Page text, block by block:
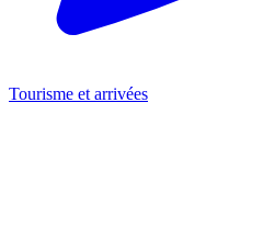
Tourisme et arrivées